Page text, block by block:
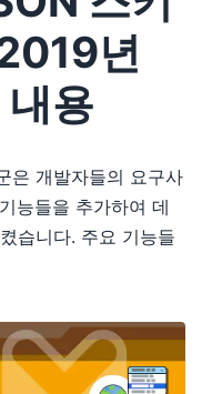
년
용
은 개발자들의 요구사
능들을 추가하여 데
습니다. 주요 기능들